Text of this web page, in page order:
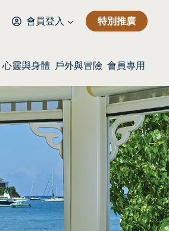
會員登入 特別推廣
心靈與身體 戶外與冒險 會員專用